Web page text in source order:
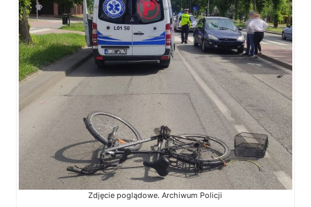
Zdjęcie poglądowe. Archiwum Policji